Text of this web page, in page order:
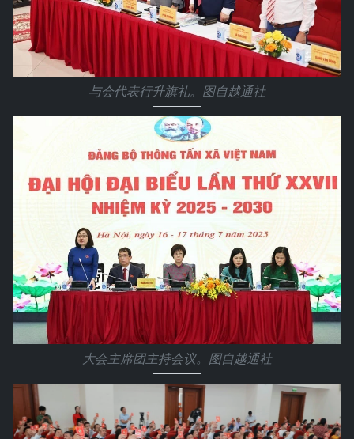
与会代表行升旗礼。图自越通社
大会主席团主持会议。图自越通社